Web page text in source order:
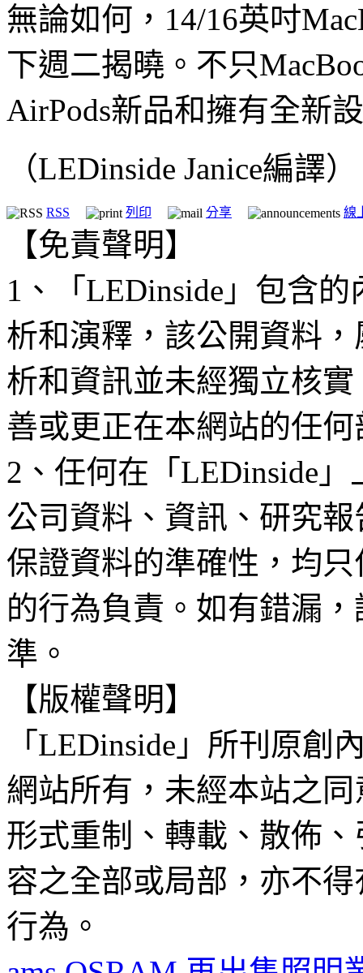
無論如何，14/16英吋
下週二揭曉。不只
AirPods新品和擁有全新
（LEDinside Janice編譯）
RSS 列印 分享 線
【免責聲明】
1、「LEDinside」包含
析和演釋，該公開資料
析和資訊並未經獨立核
善或更正在本網站的任
2、任何在「LEDinside
公司資料、資訊、研究
保證資料的準確性，均
的行為負責。如有錯漏
準。
【版權聲明】
「LEDinside」所刊原創
網站所有，未經本站之
形式重制、轉載、散佈
容之全部或局部，亦不
行為。